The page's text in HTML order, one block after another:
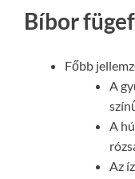
Bíbor
Főbb
A
A
Az